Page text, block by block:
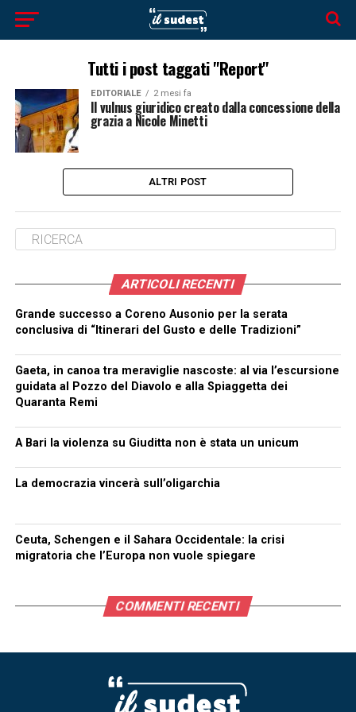
Tutti i post taggati "Report"
EDITORIALE 2 mesi fa
Il vulnus giuridico creato dalla concessione della
grazia a Nicole Minetti
ALTRI POST
ARTICOLI RECENTI
Grande successo a Coreno Ausonio per la serata
conclusiva di “Itinerari del Gusto e delle Tradizioni”
Gaeta, in canoa tra meraviglie nascoste: al via l’escursione
guidata al Pozzo del Diavolo e alla Spiaggetta dei
Quaranta Remi
A Bari la violenza su Giuditta non è stata un unicum
La democrazia vincerà sull’oligarchia
Ceuta, Schengen e il Sahara Occidentale: la crisi
migratoria che l’Europa non vuole spiegare
COMMENTI RECENTI